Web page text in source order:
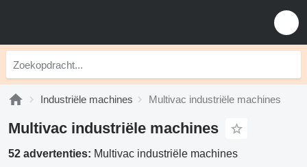
Industriële machines Multivac industriële machines
Multivac industriële machines
52 advertenties: Multivac industriële machines